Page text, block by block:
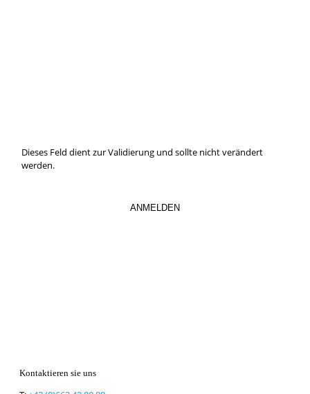
Dieses Feld dient zur Validierung und sollte nicht verändert
werden.
Kontaktieren sie uns